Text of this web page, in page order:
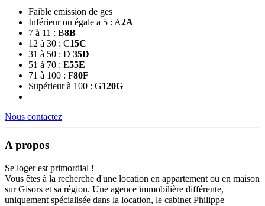
Faible emission de ges
Inférieur ou égale a 5 : A2A
7 à 11 : B8B
12 à 30 : C15C
31 à 50 : D 35D
51 à 70 : E55E
71 à 100 : F80F
Supérieur à 100 : G120G
Nous contactez
A propos
Se loger est primordial !
Vous êtes à la recherche d'une location en appartement ou en maison
sur Gisors et sa région. Une agence immobilière différente,
uniquement spécialisée dans la location, le cabinet Philippe